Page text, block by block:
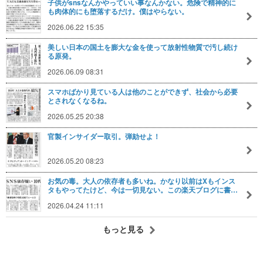
子供がsnsなんかやっていい事なんかない。危険で精神的に
も肉体的にも堕落するだけ。僕はやらない。
2026.06.22 15:35
美しい日本の国土を膨大な金を使って放射性物質で汚し続け
る原発。
2026.06.09 08:31
スマホばかり見ている人は他のことができず、社会から必要
とされなくなるね。
2026.05.25 20:38
官製インサイダー取引。弾劾せよ！
2026.05.20 08:23
お気の毒。大人の依存者も多いね。かなり以前はXもインス
タもやってたけど、今は一切見ない。この楽天ブログに書…
2026.04.24 11:11
もっと見る